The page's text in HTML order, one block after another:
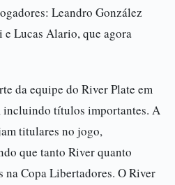
Leandro González
Lucas Alario, que agora
da equipe do River Plate em
incluindo títulos importantes. A
titulares no jogo,
que tanto River quanto
na Copa Libertadores. O River